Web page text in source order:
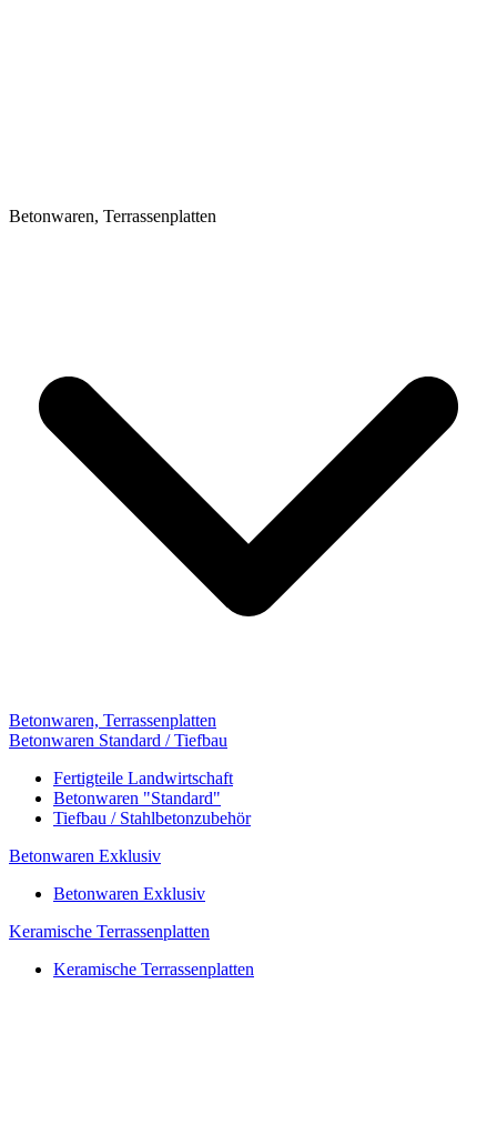
Betonwaren, Terrassenplatten
Betonwaren, Terrassenplatten
Betonwaren Standard / Tiefbau
Fertigteile Landwirtschaft
Betonwaren "Standard"
Tiefbau / Stahlbetonzubehör
Betonwaren Exklusiv
Betonwaren Exklusiv
Keramische Terrassenplatten
Keramische Terrassenplatten